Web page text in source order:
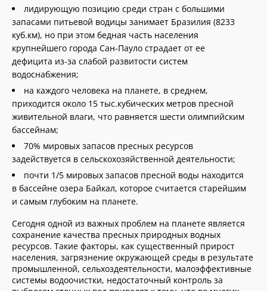
лидирующую позицию среди стран с большими
запасами питьевой водицы занимает Бразилия (8233
куб.км), но при этом бедная часть населения
крупнейшего города Сан-Пауло страдает от ее
дефицита из-за слабой развитости систем
водоснабжения;
на каждого человека на планете, в среднем,
приходится около 15 тыс.кубических метров пресной
живительной влаги, что равняется шести олимпийским
бассейнам;
70% мировых запасов пресных ресурсов
задействуется в сельскохозяйственной деятельности;
почти 1/5 мировых запасов пресной воды находится
в бассейне озера Байкал, которое считается старейшим
и самым глубоким на планете.
Сегодня одной из важных проблем на планете является
сохранение качества пресных природных водных
ресурсов. Такие факторы, как существенный прирост
населения, загрязнение окружающей среды в результате
промышленной, сельхоздеятельности, малоэффективные
системы водоочистки, недостаточный контроль за